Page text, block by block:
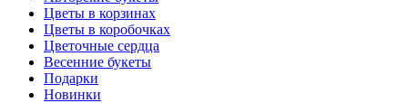
Цветы в корзинах
Цветы в коробочках
Цветочные сердца
Весенние букеты
Подарки
Новинки